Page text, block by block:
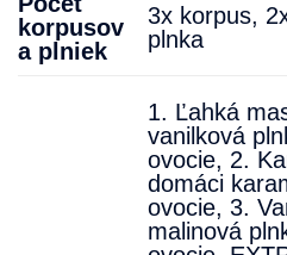
korpusov
a plniek
3x korpus,
plnka
1. Ľahká
vanilková
ovocie, 2.
domáci
ovocie, 3.
malinová